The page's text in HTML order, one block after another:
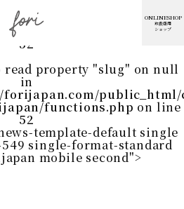
forijapan.com/
functions.php on line
52
read property "slug" on null
in
public_html/
functions.php on line
52
template-default single
single-format-standard
mobile second">
ONLINESHOP
取扱店用
ショップ